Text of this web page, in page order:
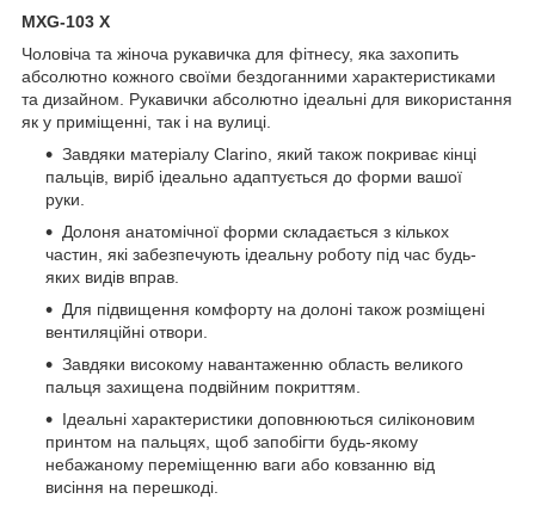
MXG-103 X
Чоловіча та жіноча рукавичка для фітнесу, яка захопить
абсолютно кожного своїми бездоганними характеристиками
та дизайном. Рукавички абсолютно ідеальні для використання
як у приміщенні, так і на вулиці.
Завдяки матеріалу Clarino, який також покриває кінці
пальців, виріб ідеально адаптується до форми вашої
руки.
Долоня анатомічної форми складається з кількох
частин, які забезпечують ідеальну роботу під час будь-
яких видів вправ.
Для підвищення комфорту на долоні також розміщені
вентиляційні отвори.
Завдяки високому навантаженню область великого
пальця захищена подвійним покриттям.
Ідеальні характеристики доповнюються силіконовим
принтом на пальцях, щоб запобігти будь-якому
небажаному переміщенню ваги або ковзанню від
висіння на перешкоді.